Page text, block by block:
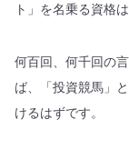
ト」を名乗る資格
何百回、何千回の
ば、「投資競馬」
けるはずです。